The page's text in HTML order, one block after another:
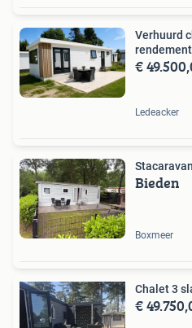
Verhuurd
€
Ledeacker
Bieden
Boxmeer
Chalet 3
€